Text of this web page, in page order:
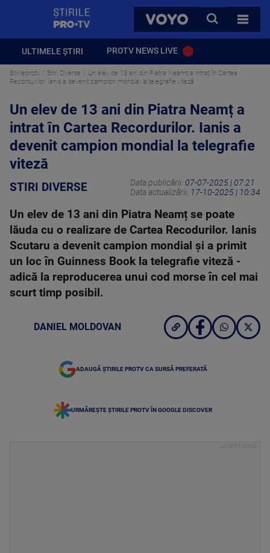
VOYO
CAUTA
TOATE
ULTIMELE ȘTIRI PROTV NEWS LIVE
Stirileprotv Stiri Diverse
Un elev de 13 ani din Piatra Neamț a intrat în Cartea
Recordurilor. Ianis a devenit campion mondial la telegrafie viteză
Un elev de 13 ani din Piatra Neamț a
intrat în Cartea Recordurilor. Ianis a
devenit campion mondial la telegrafie
viteză
STIRI DIVERSE Data publicării: 07-07-2025 | 07:21
Data actualizării: 17-10-2025 | 10:34
Un elev de 13 ani din Piatra Neamț se poate
lăuda cu o realizare de Cartea Recodurilor. Ianis
Scutaru a devenit campion mondial și a primit
un loc în Guinness Book la telegrafie viteză -
adică la reproducerea unui cod morse în cel mai
scurt timp posibil.
DANIEL MOLDOVAN
ADAUGĂ ȘTIRILE PROTV CA SURSĂ PREFERATĂ
URMĂREȘTE ȘTIRILE PROTV ÎN GOOGLE DISCOVER